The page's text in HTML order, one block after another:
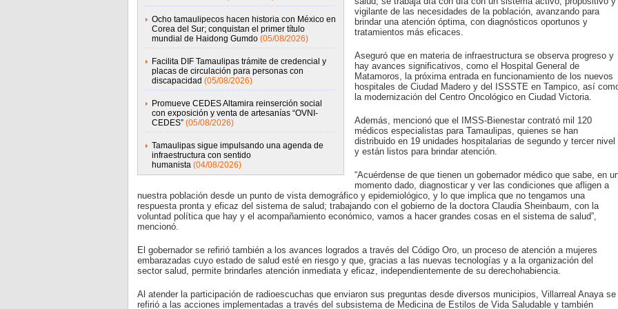
Ocho tamaulipecos hacen historia con México en
Corea del Sur; conquistan el primer título
mundial de Haidong Gumdo (05/08/2026)
Facilita DIF Tamaulipas trámite de credencial y
placas de circulación para personas con
discapacidad (05/08/2026)
Promueve CEDES Altamira reinserción social
con exposición y venta de artesanías “OVNI-
CEDES” (05/08/2026)
Tamaulipas sigue impulsando una agenda de
infraestructura con sentido
humanista (04/08/2026)
vigilante de las necesidades de la población, avanzando para
brindar una atención óptima, con diagnósticos oportunos y
tratamientos más eficaces.
Aseguró que en materia de infraestructura se observa progreso y
hay avances significativos, como el Hospital General de
Matamoros, la próxima entrada en funcionamiento de los nuevos
hospitales de Ciudad Madero y del ISSSTE en Tampico, así
la modernización del Centro Oncológico en Ciudad Victoria.
Además, mencionó que el IMSS-Bienestar contrató mil 120
médicos especialistas para Tamaulipas, quienes se han
distribuido en 19 unidades hospitalarias de segundo y tercer nivel
y están listos para brindar atención.
“Acuérdense de que tienen un gobernador médico que sabe, en
momento dado, diagnosticar y ver las condiciones que afligen a
nuestra población desde un punto de vista demográfico y epidemiológico, y lo que implica que no tengamos una
respuesta pronta y eficaz del sistema de salud; trabajando con el gobierno de la doctora Claudia Sheinbaum, con la
voluntad política que hay y el acompañamiento económico, vamos a hacer grandes cosas en el sistema de salud”,
mencionó.
El gobernador se refirió también a los avances logrados a través del Código Oro, un proceso de atención a mujeres
embarazadas cuyo estado de salud esté en riesgo y que, gracias a las nuevas tecnologías y a la organización del
sector salud, permite brindarles atención inmediata y eficaz, independientemente de su derechohabiencia.
Al atender la participación de radioescuchas que enviaron sus preguntas desde diversos municipios, Villarreal Anaya se
refirió a las acciones implementadas a través del subsistema de Medicina de Estilos de Vida Saludable y también